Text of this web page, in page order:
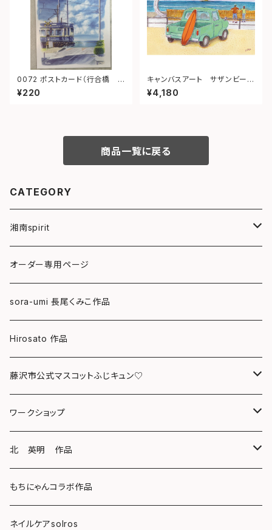
0072 ポストカード（行合橋
江ノ電）
¥220
キャンバスアート サザンビーチ
茅ヶ崎
¥4,180
商品一覧に戻る
CATEGORY
湘南spirit
ポストカード
グリーティングカード
クリアファイル
マグカップ
スマホケース
キーホルダー
バッグ
Tシャツ
オーダー専用ページ
sora-umi 長尾くみこ作品
Hirosato 作品
藤沢市公式マスコットふじキュン♡
クリアファイル
ボールペン
キーホルダー
マグネット
ワークショップ
海レジンアートボード
レジンチャーム
サンキャッチャー
北 英明 作品
ポストカード
もちにゃんコラボ作品
ネイルケアsolros